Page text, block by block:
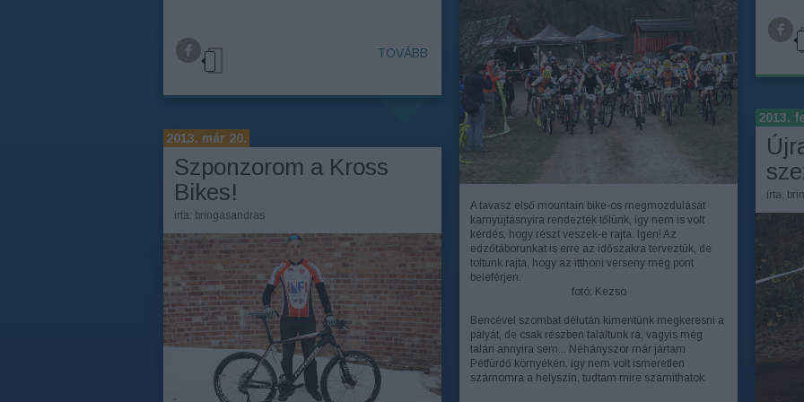
A tavasz első mountain bike-os megmozdulását
karnyújtásnyira rendezték tőlünk, így nem is volt
kérdés, hogy részt veszek-e rajta. Igen! Az
edzőtáborunkat is erre az időszakra terveztük, de
toltunk rajta, hogy az itthoni verseny még pont
beleférjen.
fotó: Kezso
Bencével szombat délután kimentünk megkeresni a
pályát, de csak részben találtunk rá, vagyis még
talán annyira sem... Néhányszor már jártam
Pétfürdő környékén, így nem volt ismeretlen
számomra a helyszín, tudtam mire számíthatok.
TOVÁBB
2013. már 20.
Szponzorom a Kross
Bikes!
írta: bringasandras
2013.
írta: